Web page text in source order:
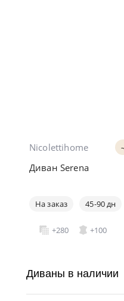
Nicolettihome
Диван Serena
На заказ 45-90 дн
+280 +100
Диваны в наличии